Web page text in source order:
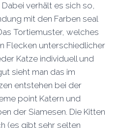
verhält es sich so,
mit den Farben seal
Tortiemuster, welches
Flecken unterschiedlicher
Katze individuell und
sieht man das im
entstehen bei der
point Katern und
der Siamesen. Die Kitten
(es gibt sehr selten